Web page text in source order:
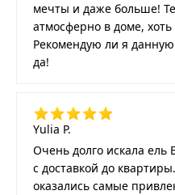
мечты и даже больше!
атмосферно в доме,
Рекомендую ли я
да!
Yulia P.
Очень долго искала
с доставкой до
оказались самые